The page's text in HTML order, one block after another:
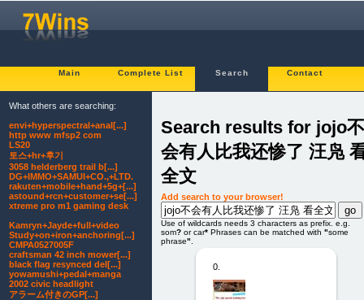
Main Complete List Search Contact
Search results for jojo不
会有人比我还惨了 汪凫
全文
Add search to your browser!
Use of wildcards needs 3 characters as prefix. e.g.
som? or car* Phrases can be matched with "some
phrase".
0.
What others are searching:
envi+hyperspectral+anal[...]
http www mfsp2 com
LS20
토스+hr+후기
3058 helderberg trail b[...]
DG+IMMO+SAMUI+CO.,+LTD.
rakuten+mobile+hand+5g+[...]
astound+rcn+customer+se[...]
xtreme pro m1 gaming desk
Kamryn+Jayde+full+video
Study+on+iron+anchoring[...]
CMPA0527005F
craftsman 42 inch mower[...]
black flag resynced del[...]
yowamushi+pedal+manga
2002 civic headlight
アラーム付きのGP[...]